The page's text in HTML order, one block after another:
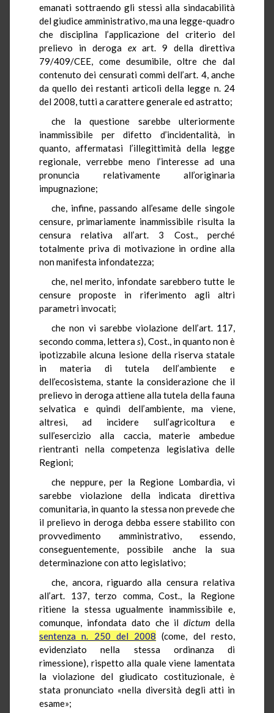
emanati sottraendo gli stessi alla sindacabilità
del giudice amministrativo, ma una legge-quadro
che disciplina l’applicazione del criterio del
prelievo in deroga exart. 9 della direttiva
79/409/CEE, come desumibile, oltre che dal
contenuto dei censurati commi dell’art. 4, anche
da quello dei restanti articoli della legge n. 24
del 2008, tutti a carattere generale ed astratto;
che la questione sarebbe ulteriormente
inammissibile per difetto d’incidentalità, in
quanto, affermatasi l’illegittimità della legge
regionale, verrebbe meno l’interesse ad una
pronuncia relativamente all’originaria
impugnazione;
che, infine, passando all’esame delle singole
censure, primariamente inammissibile risulta la
censura relativa all’art. 3 Cost., perché
totalmente priva di motivazione in ordine alla
non manifesta infondatezza;
che, nel merito, infondate sarebbero tutte le
censure proposte in riferimento agli altri
parametri invocati;
che non vi sarebbe violazione dell’art. 117,
secondo comma, letteras), Cost., in quanto non è
ipotizzabile alcuna lesione della riserva statale
in materia di tutela dell’ambiente e
dell’ecosistema, stante la considerazione che il
prelievo in deroga attiene alla tutela della fauna
selvatica e quindi dell’ambiente, ma viene,
altresì, ad incidere sull’agricoltura e
sull’esercizio alla caccia, materie ambedue
rientranti nella competenza legislativa delle
Regioni;
che neppure, per la Regione Lombardia, vi
sarebbe violazione della indicata direttiva
comunitaria, in quanto la stessa non prevede che
il prelievo in deroga debba essere stabilito con
provvedimento amministrativo, essendo,
conseguentemente, possibile anche la sua
determinazione con atto legislativo;
che, ancora, riguardo alla censura relativa
all’art. 137, terzo comma, Cost., la Regione
ritiene la stessa ugualmente inammissibile e,
comunque, infondata dato che ildictum della
sentenza n. 250 del 2008 (come, del resto,
evidenziato nella stessa ordinanza di
rimessione), rispetto alla quale viene lamentata
la violazione del giudicato costituzionale, è
stata pronunciato «nella diversità degli atti in
esame»;